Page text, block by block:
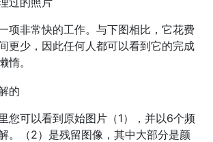
项非常快的工作。与下图相比，它花费
更少，因此任何人都可以看到它的完成
惰。
您可以看到原始图片（1），并以6个频
。（2）是残留图像，其中大部分是颜